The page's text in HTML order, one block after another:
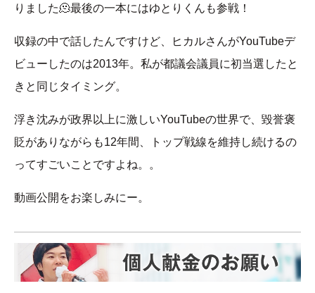
りました🫠最後の一本にはゆとりくんも参戦！
収録の中で話したんですけど、ヒカルさんがYouTubeデ
ビューしたのは2013年。私が都議会議員に初当選したと
きと同じタイミング。
浮き沈みが政界以上に激しいYouTubeの世界で、毀誉褒
貶がありながらも12年間、トップ戦線を維持し続けるの
ってすごいことですよね。。
動画公開をお楽しみにー。